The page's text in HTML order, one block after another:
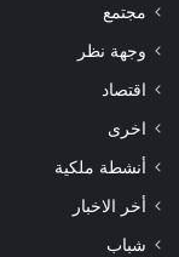
مجتمع
وجهة نظر
اقتصاد
اخرى
أنشطة ملكية
أخر الاخبار
شباب